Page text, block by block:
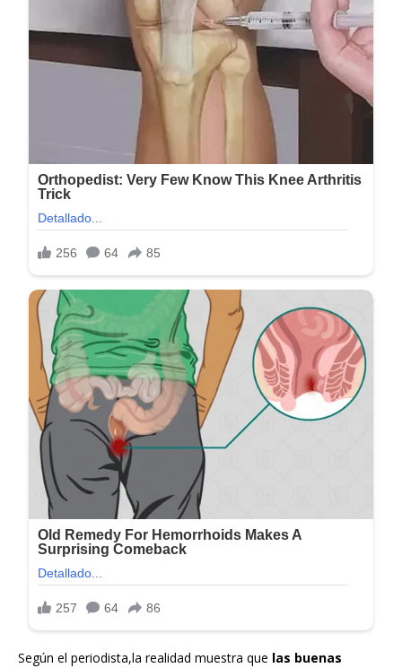
Según el periodista,la realidad muestra que las buenas